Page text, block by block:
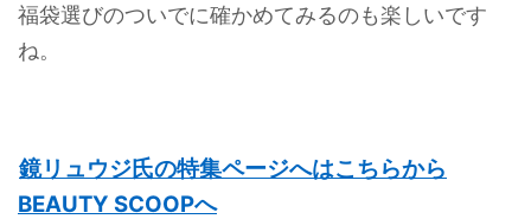
福袋選びのついでに確かめてみるのも楽しいです
ね。
鏡リュウジ氏の特集ページへはこちらから
BEAUTY SCOOPへ